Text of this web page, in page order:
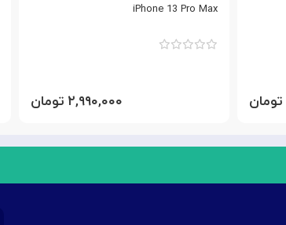
iPhone 13 Pro Max
۲,۹۹۰,۰۰۰ تومان